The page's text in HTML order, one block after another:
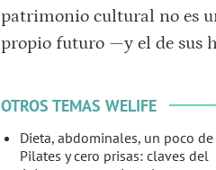
patrimonio cultural no es
propio futuro —y el de sus
OTROS TEMAS WELIFE
Dieta, abdominales, un poco de
Pilates y cero prisas: claves del